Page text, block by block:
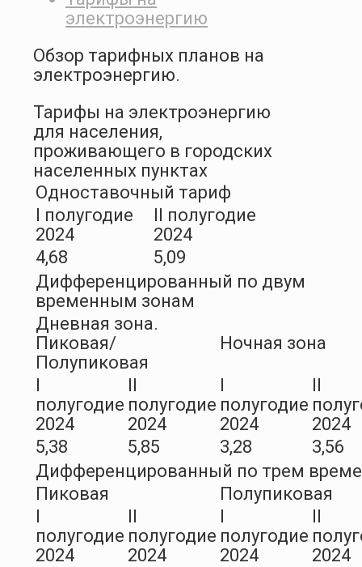
электроэнергию
Обзор тарифных планов на
электроэнергию.
Тарифы на электроэнергию
для населения,
проживающего в городских
населенных пунктах
Одноставочный тариф
I полугодие
2024
II полугодие
2024
4,68
5,09
Дифференцированный по двум
временным зонам
Дневная зона.
Пиковая/
Полупиковая
Ночная зона
полугодие
2024
полугодие
2024
полугодие
2024
2024
5,38
5,85 3,28
3,56
Дифференцированный по трем
Пиковая
Полупиковая
полугодие
2024
полугодие
2024
полугодие
2024
2024